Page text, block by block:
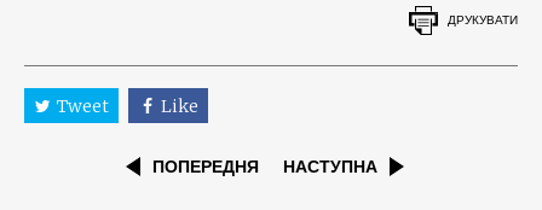
ДРУКУВАТИ
Tweet Like
ПОПЕРЕДНЯ НАСТУПНА